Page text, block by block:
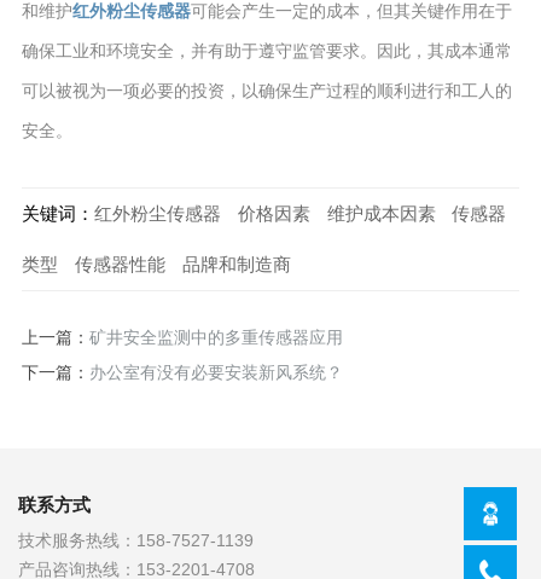
和维护红外粉尘传感器可能会产生一定的成本，但其关键作用在于
确保工业和环境安全，并有助于遵守监管要求。因此，其成本通常
可以被视为一项必要的投资，以确保生产过程的顺利进行和工人的
安全。
关键词： 红外粉尘传感器 价格因素 维护成本因素 传感器
类型 传感器性能 品牌和制造商
上一篇： 矿井安全监测中的多重传感器应用
下一篇： 办公室有没有必要安装新风系统？
联系方式
技术服务热线： 158-7527-1139
产品咨询热线： 153-2201-4708